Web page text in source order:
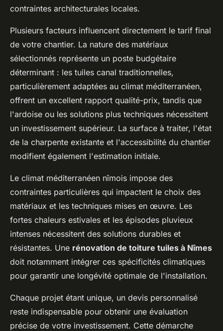
contraintes architecturales locales.
Plusieurs facteurs influencent directement le tarif final
de votre chantier. La nature des matériaux
sélectionnés représente un poste budgétaire
déterminant : les tuiles canal traditionnelles,
particulièrement adaptées au climat méditerranéen,
offrent un excellent rapport qualité-prix, tandis que
l'ardoise ou les solutions plus techniques nécessitent
un investissement supérieur. La surface à traiter, l'état
de la charpente existante et l'accessibilité du chantier
modifient également l'estimation initiale.
Le climat méditerranéen nîmois impose des
contraintes particulières qui impactent le choix des
matériaux et les techniques mises en œuvre. Les
fortes chaleurs estivales et les épisodes pluvieux
intenses nécessitent des solutions durables et
résistantes. Une rénovation de toiture tuiles à Nîmes
doit notamment intégrer ces spécificités climatiques
pour garantir une longévité optimale de l'installation.
Chaque projet étant unique, un devis personnalisé
reste indispensable pour obtenir une évaluation
précise de votre investissement. Cette démarche